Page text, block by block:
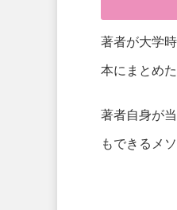
著者が大学
本にまとめた
著者自身が
もできるメ